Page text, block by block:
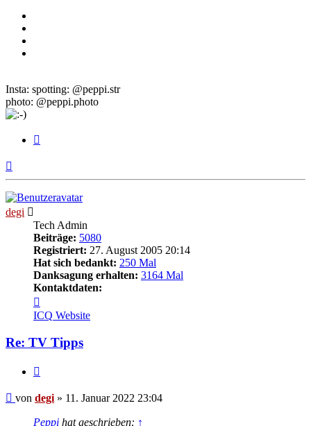
Insta: spotting: @peppi.str
photo: @peppi.photo
degi
Tech Admin
Beiträge: 5080
Registriert: 27. August 2005 20:14
Hat sich bedankt: 250 Mal
Danksagung erhalten: 3164 Mal
Kontaktdaten:
von
degi
ICQ Website
Re: TV Tipps
Beitrag
von degi » 11. Januar 2022 23:04
Peppi hat geschrieben: ↑